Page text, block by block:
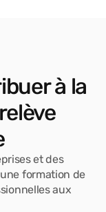
à la
et des
formation de
aux